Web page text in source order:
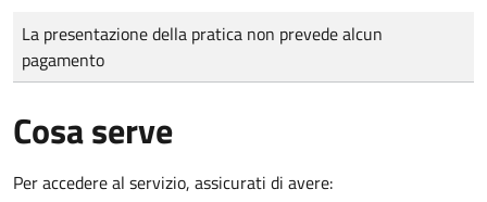
Tipo di pagamento
Importo
La presentazione della pratica non prevede alcun
pagamento
Cosa serve
Per accedere al servizio, assicurati di avere: